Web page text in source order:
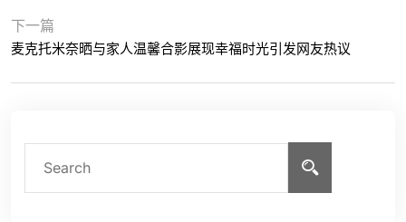
下一篇
麦克托米奈晒与家人温馨合影展现幸福时光引发网友热议